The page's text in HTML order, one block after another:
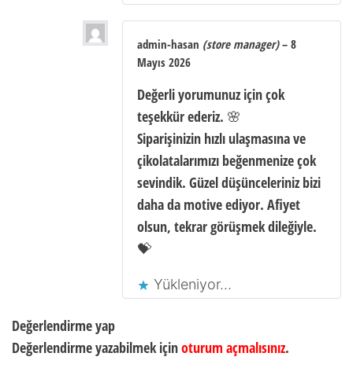
admin-hasan (store manager) – 8
Mayıs 2026
Değerli yorumunuz için çok
teşekkür ederiz. 🌸
Siparişinizin hızlı ulaşmasına ve
çikolatalarımızı beğenmenize çok
sevindik. Güzel düşünceleriniz bizi
daha da motive ediyor. Afiyet
olsun, tekrar görüşmek dileğiyle.
💝
Yükleniyor...
Değerlendirme yap
Değerlendirme yazabilmek içinoturum açmalısınız.